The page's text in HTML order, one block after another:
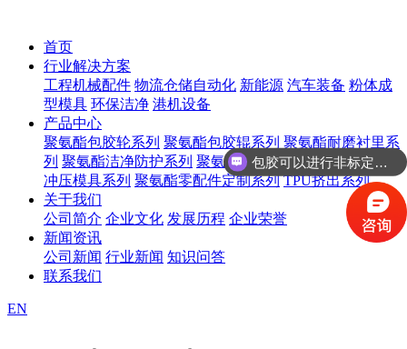
首页
行业解决方案
工程机械配件 物流仓储自动化 新能源 汽车装备 粉体成
型模具 环保洁净 港机设备
产品中心
聚氨酯包胶轮系列 聚氨酯包胶辊系列 聚氨酯耐磨衬里系
列 聚氨酯洁净防护系列 聚氨酯等静压模具系列 聚氨酯
冲压模具系列 聚氨酯零配件定制系列 TPU挤出系列
关于我们
公司简介 企业文化 发展历程 企业荣誉
新闻资讯
公司新闻 行业新闻 知识问答
联系我们
EN
咨询聚氨酯包胶轮